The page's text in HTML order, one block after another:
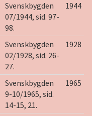
Svenskbygden
07/1944, sid. 97-
98.
1944
Svenskbygden
02/1928, sid. 26-
27.
1928
Svenskbygden
9-10/1965, sid.
14-15, 21.
1965